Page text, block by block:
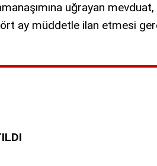
uğrayan
ay müddetle ilan etmesi